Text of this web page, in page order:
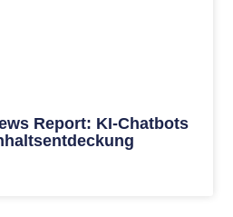
Report: KI-Chatbots